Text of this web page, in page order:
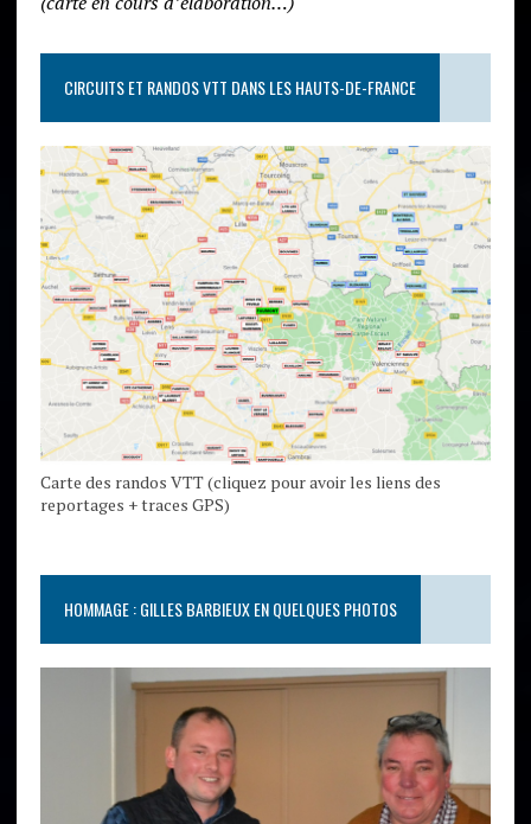
CIRCUITS ET RANDOS VTT DANS LES HAUTS-DE-FRANCE
Carte des randos VTT (cliquez pour avoir les liens des
reportages + traces GPS)
HOMMAGE : GILLES BARBIEUX EN QUELQUES PHOTOS